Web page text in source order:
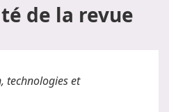
de la revue
technologies et